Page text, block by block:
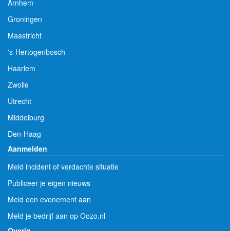
Arnhem
Groningen
Maastricht
's-Hertogenbosch
Haarlem
Zwolle
Utrecht
Middelburg
Den-Haag
Aanmelden
Meld incident of verdachte situatie
Publiceer je eigen nieuws
Meld een evenement aan
Meld je bedrijf aan op Oozo.nl